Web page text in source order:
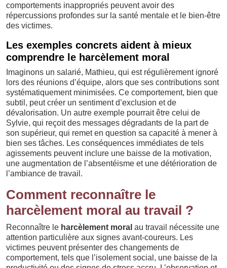
comportements inappropriés peuvent avoir des
répercussions profondes sur la santé mentale et le bien-être
des victimes.
Les exemples concrets aident à mieux
comprendre le harcèlement moral
Imaginons un salarié, Mathieu, qui est régulièrement ignoré
lors des réunions d’équipe, alors que ses contributions sont
systématiquement minimisées. Ce comportement, bien que
subtil, peut créer un sentiment d’exclusion et de
dévalorisation. Un autre exemple pourrait être celui de
Sylvie, qui reçoit des messages dégradants de la part de
son supérieur, qui remet en question sa capacité à mener à
bien ses tâches. Les conséquences immédiates de tels
agissements peuvent inclure une baisse de la motivation,
une augmentation de l’absentéisme et une détérioration de
l’ambiance de travail.
Comment reconnaître le
harcèlement moral au travail ?
Reconnaître le harcèlement moral au travail nécessite une
attention particulière aux signes avant-coureurs. Les
victimes peuvent présenter des changements de
comportement, tels que l’isolement social, une baisse de la